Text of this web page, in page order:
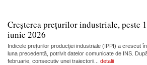
Creșterea prețurilor industriale, peste
iunie 2026
Indicele preţurilor producţiei industriale (IPPI) a crescut
luna precedentă, potrivit datelor comunicate de INS.
februarie, consecutiv unei traiectorii... detalii